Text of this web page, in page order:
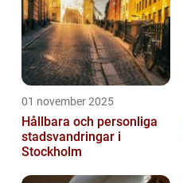
01 november 2025
Hållbara och personliga
stadsvandringar i
Stockholm